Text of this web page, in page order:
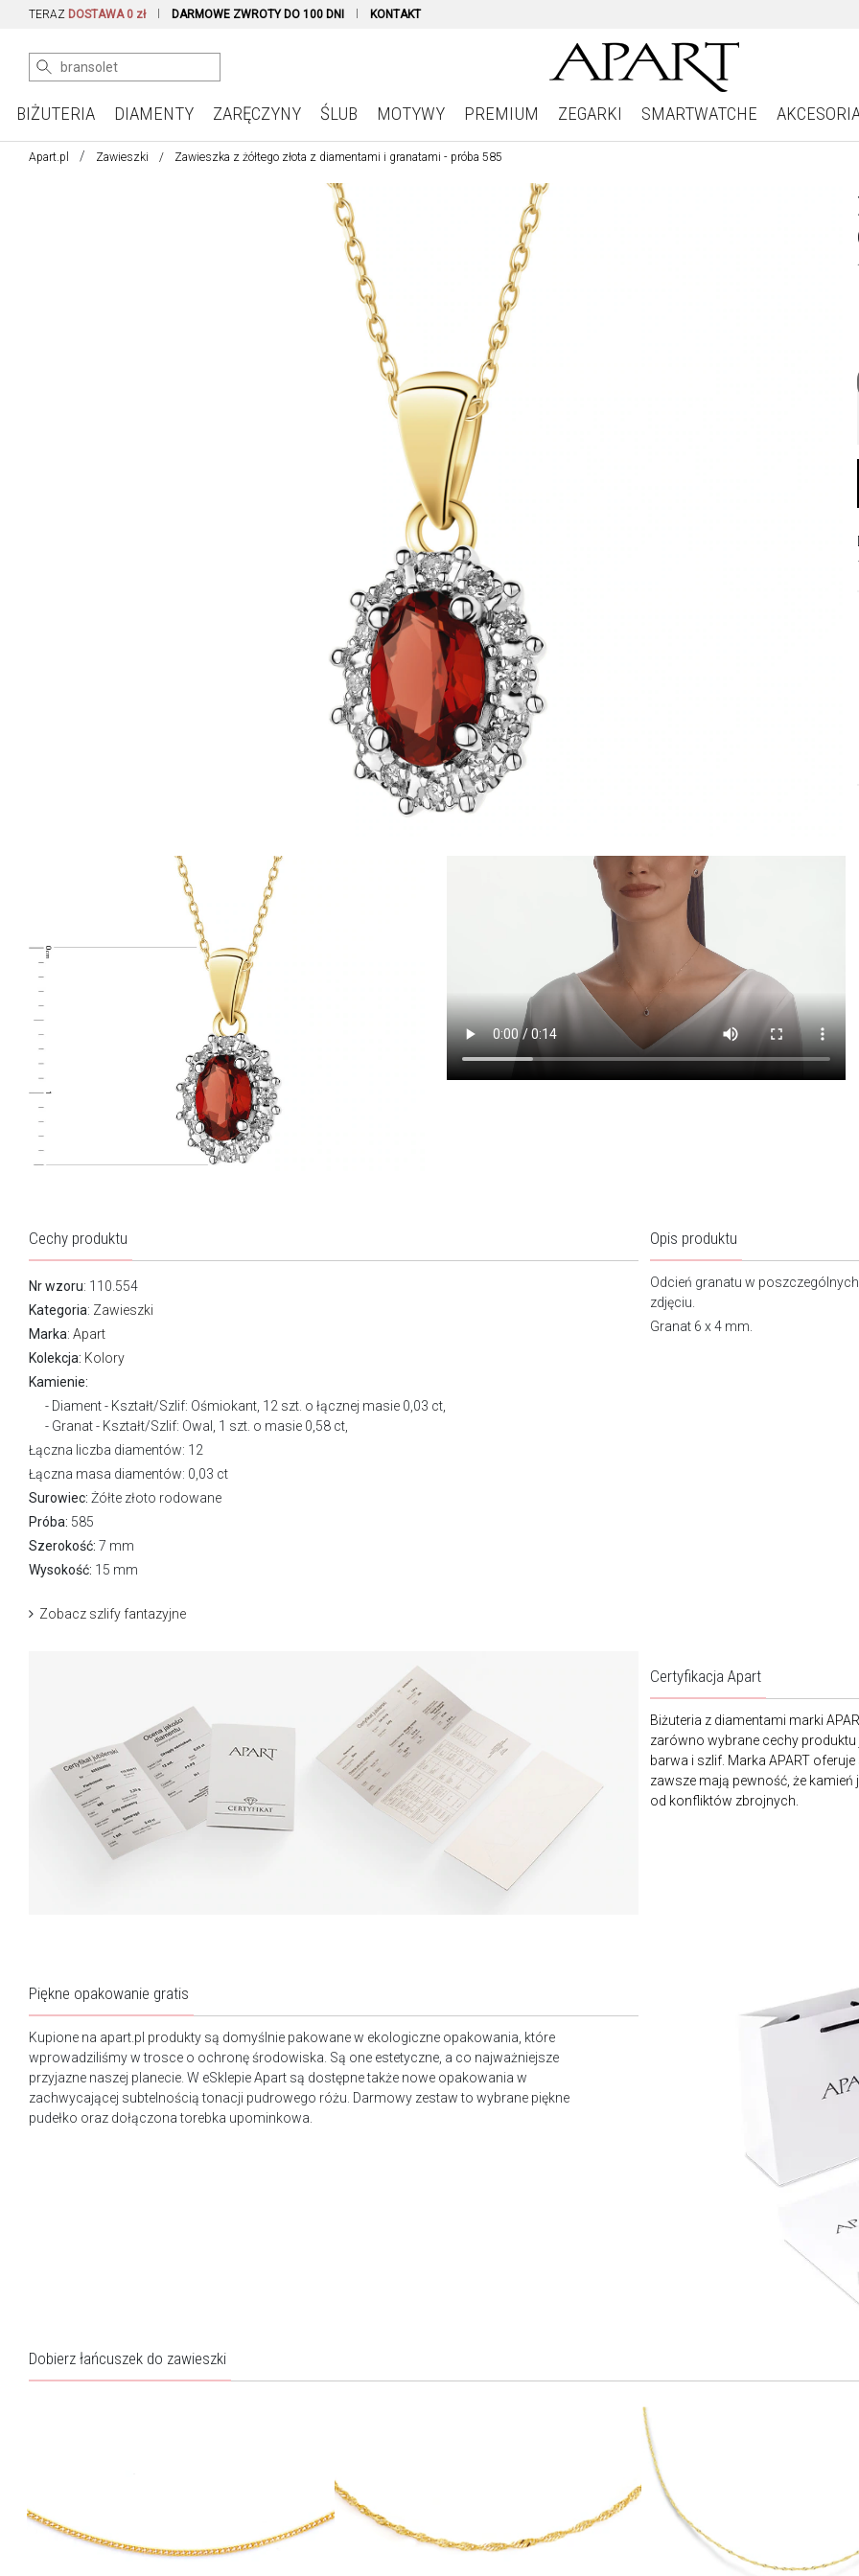
TERAZ DOSTAWA 0 zł DARMOWE ZWROTY DO 100 DNI KONTAKT
BIŻUTERIA DIAMENTY ZARĘCZYNY ŚLUB MOTYWY PREMIUM ZEGARKI SMARTWATCHE
Apart.pl Zawieszki Zawieszka z żółtego złota z diamentami i granatami - próba 585
Cechy produktu
Nr wzoru: 110.554
Kategoria: Zawieszki
Marka: Apart
Kolekcja: Kolory
Kamienie:
Diament - Kształt/Szlif: Ośmiokant, 12 szt. o łącznej masie 0,03 ct,
Granat - Kształt/Szlif: Owal, 1 szt. o masie 0,58 ct,
Łączna liczba diamentów: 12
Łączna masa diamentów: 0,03 ct
Surowiec: Żółte złoto rodowane
Próba: 585
Szerokość: 7 mm
Wysokość: 15 mm
Zobacz szlify fantazyjne
Opis produktu
Odcień granatu w
Granat 6 x 4 mm.
Certyfikacja Apart
Biżuteria z diamentami marki
zarówno wybrane cechy
barwa i szlif. Marka APART
zawsze mają pewność, że
od konfliktów zbrojnych.
Piękne opakowanie gratis
Kupione na apart.pl produkty są domyślnie pakowane w ekologiczne opakowania, które
wprowadziliśmy w trosce o ochronę środowiska. Są one estetyczne, a co najważniejsze
przyjazne naszej planecie. W eSklepie Apart są dostępne także nowe opakowania w
zachwycającej subtelnością tonacji pudrowego różu. Darmowy zestaw to wybrane piękne
pudełko oraz dołączona torebka upominkowa.
Dobierz łańcuszek do zawieszki